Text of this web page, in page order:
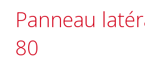
Panneau
80